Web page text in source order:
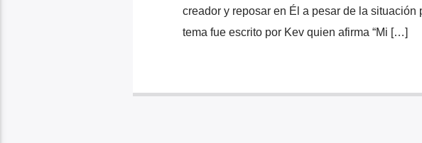
creador y reposar en Él a pesar de la situación
tema fue escrito por Kev quien afirma “Mi […]